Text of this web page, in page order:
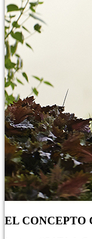
EL CONCEPTO